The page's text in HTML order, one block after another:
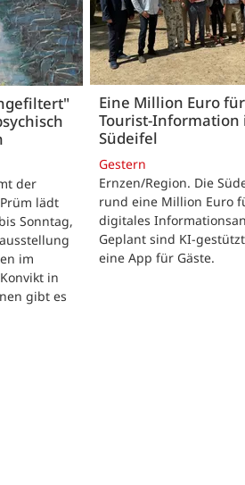
der
lädt
Sonntag,
im
in
gibt es
Eine Million Euro
Tourist-Information
Südeifel
Gestern
Ernzen/Region. Die
rund eine Million Euro
digitales
Geplant sind KI-
eine App für Gäste.